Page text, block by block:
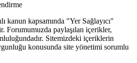
kanun kapsamında "Yer Sağlayıcı"
Forumumuzda paylaşılan içerikler,
Sitemizdeki içeriklerin
konusunda site yönetimi sorumlu